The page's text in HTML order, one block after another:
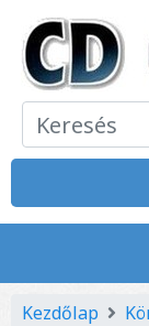
Kezdőlap